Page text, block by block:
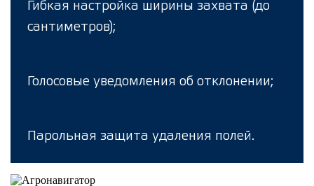
Гибкая настройка ширины захвата (до
сантиметров);
Голосовые уведомления об отклонении;
Парольная защита удаления полей.